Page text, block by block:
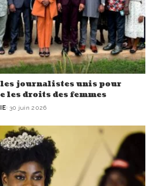
les journalistes unis pour
les droits des femmes
30 juin 2026